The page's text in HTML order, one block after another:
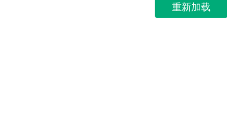
重新加载